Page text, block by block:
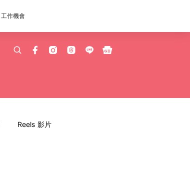
工作機會
Reels 影片